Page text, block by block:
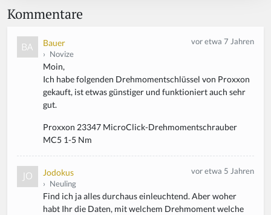
Kommentare
Bauer
› Novize
vor etwa 7 Jahren
Moin,
Ich habe folgenden Drehmomentschlüssel von Proxxon
gekauft, ist etwas günstiger und funktioniert auch sehr
gut.
Proxxon 23347 MicroClick-Drehmomentschrauber
MC5 1-5 Nm
Jodokus
› Neuling
vor etwa 5 Jahren
Find ich ja alles durchaus einleuchtend. Aber woher
habt Ihr die Daten, mit welchem Drehmoment welche